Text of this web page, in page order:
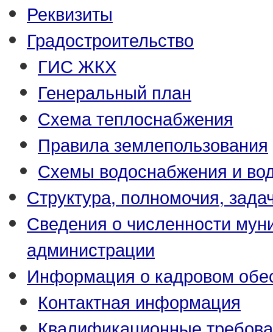
Реквизиты
Градостроительство
ГИС ЖКХ
Генеральный план
Схема теплоснабжения
Правила землепользования
Схемы водоснабжения и
Структура, полномочия,
Сведения о численности
администрации
Информация о кадровом
Контактная информация